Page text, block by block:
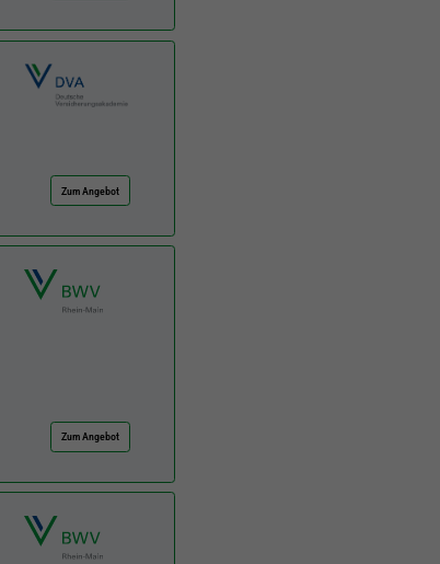
Zum Angebot
Zum Angebot